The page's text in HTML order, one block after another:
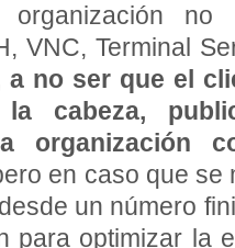
no
VNC, Terminal
a no ser que el
cabeza,
organización
en caso que se
un número
para optimizar la